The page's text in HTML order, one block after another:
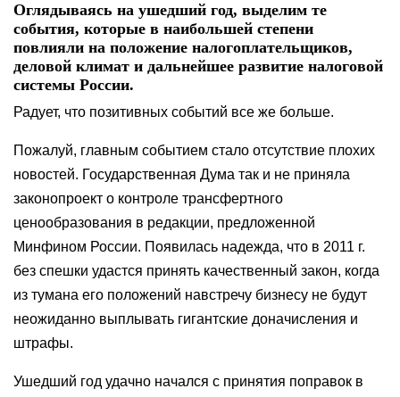
Оглядываясь на ушедший год, выделим те
события, которые в наибольшей степени
повлияли на положение налогоплательщиков,
деловой климат и дальнейшее развитие налоговой
системы России.
Радует, что позитивных событий все же больше.
Пожалуй, главным событием стало отсутствие плохих
новостей. Государственная Дума так и не приняла
законопроект о контроле трансфертного
ценообразования в редакции, предложенной
Минфином России. Появилась надежда, что в 2011 г.
без спешки удастся принять качественный закон, когда
из тумана его положений навстречу бизнесу не будут
неожиданно выплывать гигантские доначисления и
штрафы.
Ушедший год удачно начался с принятия поправок в